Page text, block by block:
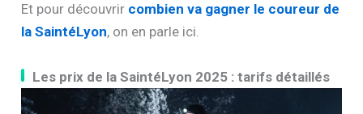
Et pour découvrir combien va gagner le coureur de
la SaintéLyon, on en parle ici.
Les prix de la SaintéLyon 2025 : tarifs détaillés